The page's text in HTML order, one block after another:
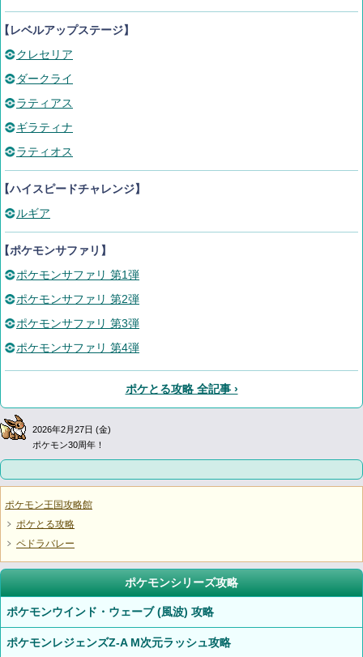
レベルアップステージ】
クレセリア
ダークライ
ラティアス
ギラティナ
ラティオス
ハイスピードチャレンジ】
ルギア
ポケモンサファリ】
ポケモンサファリ 第1弾
ポケモンサファリ 第2弾
ポケモンサファリ 第3弾
ポケモンサファリ 第4弾
ポケとる攻略 全記事 ›
2026年2月27日 (金)
ポケモン30周年！
ポケモン王国攻略館
ポケとる攻略
ペドラバレー
ポケモンシリーズ攻略
ポケモンウインド・ウェーブ (風波) 攻略
ポケモンレジェンズZ-A M次元ラッシュ攻略